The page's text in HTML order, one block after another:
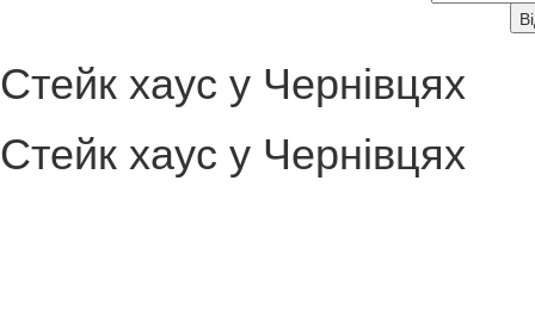
Стейк хаус у Чернівцях
Стейк хаус у Чернівцях